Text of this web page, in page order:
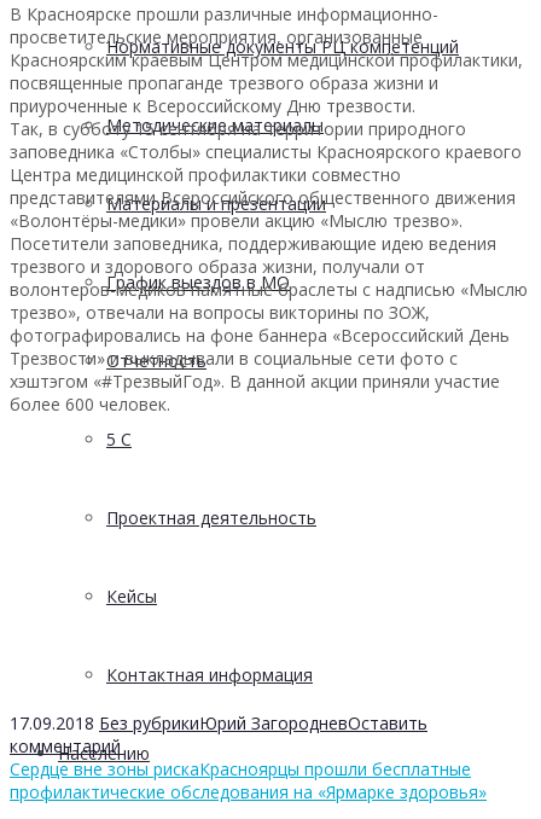
Нормативные документы РЦ компетенций
Методические материалы
Материалы и презентации
График выездов в МО
Отчетность
5 С
Проектная деятельность
Кейсы
Контактная информация
Населению
В Красноярске прошли различные информационно-
просветительские мероприятия, организованные
Красноярским краевым Центром медицинской профилактики,
посвященные пропаганде трезвого образа жизни и
приуроченные к Всероссийскому Дню трезвости.
Так, в субботу 15 сентября на территории природного
заповедника «Столбы» специалисты Красноярского краевого
Центра медицинской профилактики совместно
представителями Всероссийского общественного движения
«Волонтёры-медики» провели акцию «Мыслю трезво».
Посетители заповедника, поддерживающие идею ведения
трезвого и здорового образа жизни, получали от
волонтеров-медиков памятные браслеты с надписью «Мыслю
трезво», отвечали на вопросы викторины по ЗОЖ,
фотографировались на фоне баннера «Всероссийский День
Трезвости» и выкладывали в социальные сети фото с
хэштэгом «#ТрезвыйГод». В данной акции приняли участие
более 600 человек.
17.09.2018 Без рубрикиЮрий ЗагородневОставить
комментарий
Сердце вне зоны рискаКрасноярцы прошли бесплатные
профилактические обследования на «Ярмарке здоровья»